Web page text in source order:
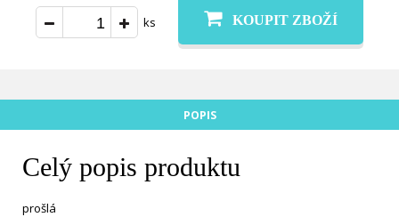
ks KOUPIT ZBOŽÍ
POPIS
Celý popis produktu
prošlá